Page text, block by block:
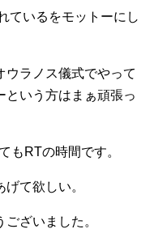
ているをモットーにし
ウラノス儀式でやって
という方はまぁ頑張っ
もRTの時間です。
て欲しい。
ざいました。